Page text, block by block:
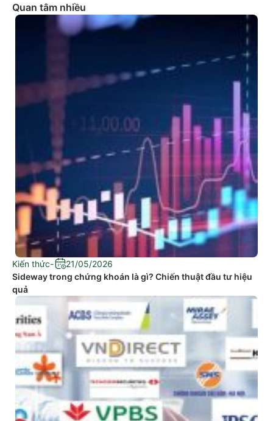
Quan tâm nhiều
Kiến thức-
21/05/2026
Sideway trong chứng khoán là gì? Chiến thuật đầu tư hiệu
quả